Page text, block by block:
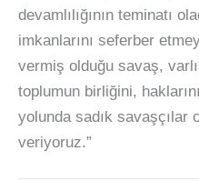
devamlılığının teminatı
imkanlarını seferber
vermiş olduğu savaş,
toplumun birliğini,
yolunda sadık savaşçılar
veriyoruz.”